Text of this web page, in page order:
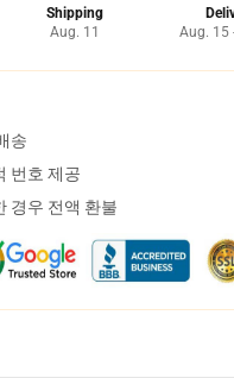
Shipping
Aug. 11
Aug. 15
송
번호 제공
경우 전액 환불